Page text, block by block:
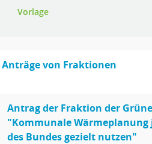
Vorlage
Anträge von Fraktionen
Antrag der Fraktion der
"Kommunale
des Bundes gezielt nutzen"